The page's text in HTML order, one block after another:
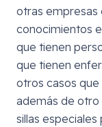
otras empresas
conocimientos
que tienen
que tienen
otros casos
además de
sillas especiales